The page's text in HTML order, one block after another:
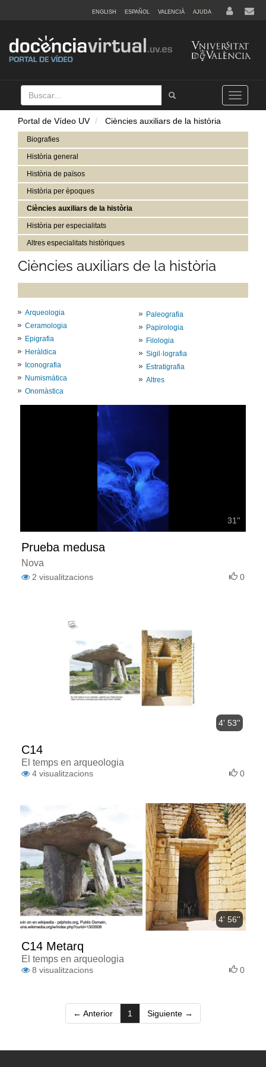
ENGLISH ESPAÑOL VALENCIÀ AJUDA
Buscar
Tramet
Toggle
navigation
Portal de Vídeo UV Ciències auxiliars de la història
Biografies
Història general
Història de països
Història per èpoques
Ciències auxiliars de la història
Història per especialitats
Altres especialitats històriques
Ciències auxiliars de la història
Arqueologia
Ceramologia
Epigrafia
Heràldica
Iconografia
Numismàtica
Onomàstica
Paleografia
Papirologia
Filologia
Sigil·lografia
Estratigrafia
Altres
31''
Prueba medusa
Nova
2 visualitzacions 0
4' 53''
C14
El temps en arqueologia
4 visualitzacions 0
4' 56''
C14 Metarq
El temps en arqueologia
8 visualitzacions 0
← Anterior 1 (current)
Siguiente →